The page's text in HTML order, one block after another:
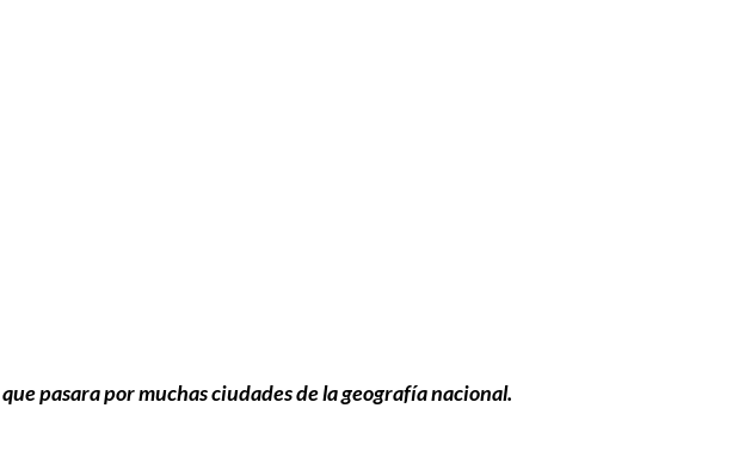
que pasara por muchas ciudades de la geografía nacional.